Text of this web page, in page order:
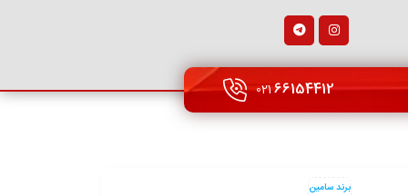
66154412
021
برند سامین